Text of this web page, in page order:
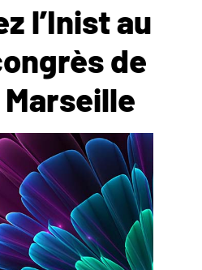
l’Inist au
de
Marseille